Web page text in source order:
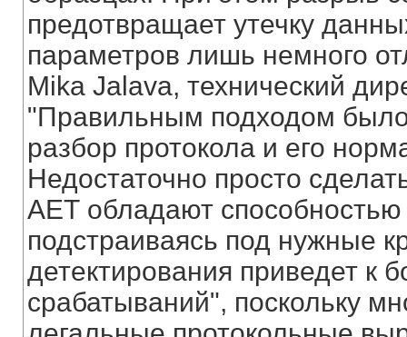
предотвращает утечку
параметров лишь немного
Mika Jalava, технический
"Правильным подходом
разбор протокола и его
Недостаточно просто
АЕТ обладают
подстраиваясь под нужные
детектирования приведет к
срабатываний", поскольку